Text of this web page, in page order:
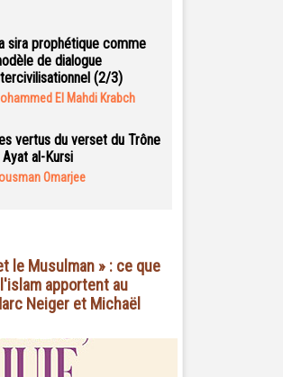
sira prophétique comme
de dialogue
(2/3)
El Mahdi Krabch
vertus du verset du Trône
al-Kursi
Omarjee
le Musulman » : ce que
apportent au
Neiger et Michaël